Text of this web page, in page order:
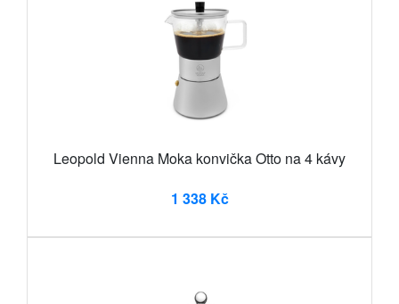
Leopold Vienna Moka konvička Otto na 4 kávy
1 338 Kč